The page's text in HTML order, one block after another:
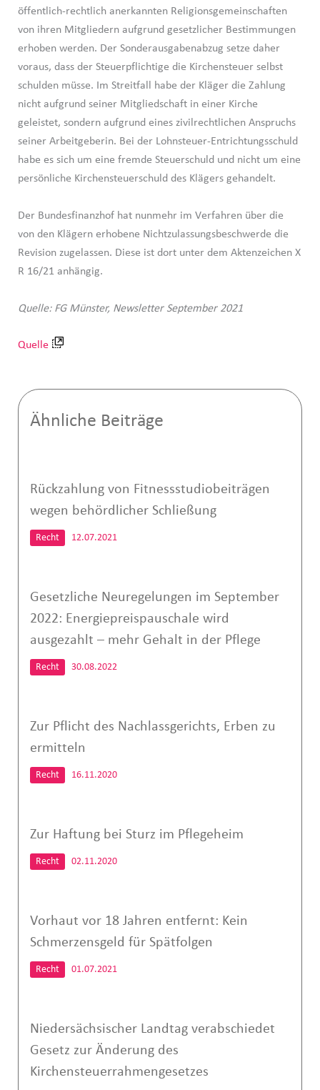
öffentlich-rechtlich anerkannten Religionsgemeinschaften
von ihren Mitgliedern aufgrund gesetzlicher Bestimmungen
erhoben werden. Der Sonderausgabenabzug setze daher
voraus, dass der Steuerpflichtige die Kirchensteuer selbst
schulden müsse. Im Streitfall habe der Kläger die Zahlung
nicht aufgrund seiner Mitgliedschaft in einer Kirche
geleistet, sondern aufgrund eines zivilrechtlichen Anspruchs
seiner Arbeitgeberin. Bei der Lohnsteuer-Entrichtungsschuld
habe es sich um eine fremde Steuerschuld und nicht um eine
persönliche Kirchensteuerschuld des Klägers gehandelt.
Der Bundesfinanzhof hat nunmehr im Verfahren über die
von den Klägern erhobene Nichtzulassungsbeschwerde die
Revision zugelassen. Diese ist dort unter dem Aktenzeichen X
R 16/21 anhängig.
Quelle: FG Münster, Newsletter September 2021
Quelle
Ähnliche Beiträge
Rückzahlung von Fitnessstudiobeiträgen
wegen behördlicher Schließung
Recht 12.07.2021
Gesetzliche Neuregelungen im September
2022: Energiepreispauschale wird
ausgezahlt – mehr Gehalt in der Pflege
Recht 30.08.2022
Zur Pflicht des Nachlassgerichts, Erben zu
ermitteln
Recht 16.11.2020
Zur Haftung bei Sturz im Pflegeheim
Recht 02.11.2020
Vorhaut vor 18 Jahren entfernt: Kein
Schmerzensgeld für Spätfolgen
Recht 01.07.2021
Niedersächsischer Landtag verabschiedet
Gesetz zur Änderung des
Kirchensteuerrahmengesetzes